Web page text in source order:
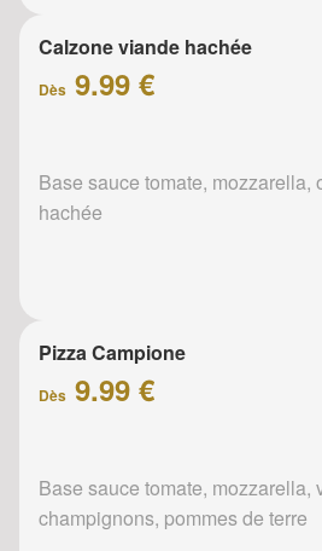
Calzone viande hachée
Dès 9.99 €
Base sauce tomate, mozzarella,
hachée
Pizza Campione
Dès 9.99 €
Base sauce tomate, mozzarella,
champignons, pommes de terre